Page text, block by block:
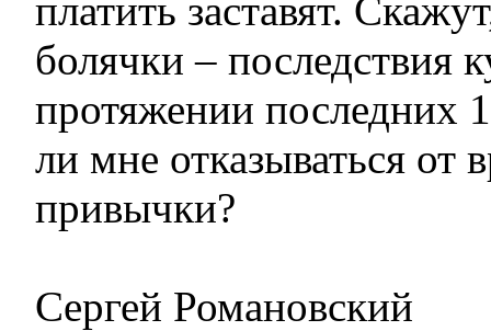
платить заставят.
болячки – последствия
протяжении последних
ли мне отказываться от
привычки?
Сергей Романовский